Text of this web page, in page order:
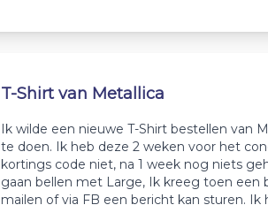
T-Shirt van Metallica
Ik wilde een nieuwe T-Shirt bestellen van
te doen. Ik heb deze 2 weken voor het
kortings code niet, na 1 week nog niets
gaan bellen met Large, Ik kreeg toen een
mailen of via FB een bericht kan sturen.